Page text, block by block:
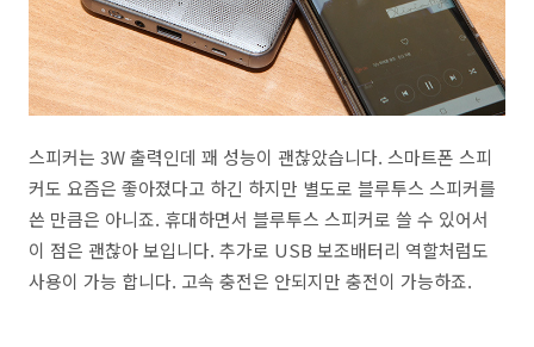
스피커는 3W 출력인데 꽤 성능이 괜찮았습니다. 스마트폰 스피
커도 요즘은 좋아졌다고 하긴 하지만 별도로 블루투스 스피커를
쓴 만큼은 아니죠. 휴대하면서 블루투스 스피커로 쓸 수 있어서
이 점은 괜찮아 보입니다. 추가로 USB 보조배터리 역할처럼도
사용이 가능 합니다. 고속 충전은 안되지만 충전이 가능하죠.